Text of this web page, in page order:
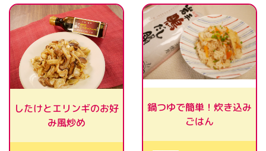
したけとエリンギのお好
み風炒め
鍋つゆで簡単！炊き込み
ごはん